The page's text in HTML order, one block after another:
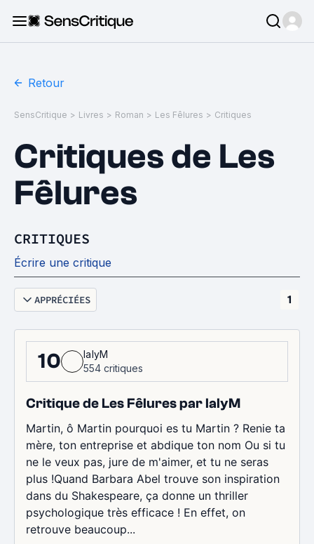
Retour
SensCritique > Livres > Roman > Les Fêlures > Critiques
Critiques de Les
Fêlures
CRITIQUES
Écrire une critique
APPRÉCIÉES 1
10
lalyM
554 critiques
Critique de Les Fêlures par lalyM
Martin, ô Martin pourquoi es tu Martin ? Renie ta
mère, ton entreprise et abdique ton nom Ou si tu
ne le veux pas, jure de m'aimer, et tu ne seras
plus !Quand Barbara Abel trouve son inspiration
dans du Shakespeare, ça donne un thriller
psychologique très efficace ! En effet, on
retrouve beaucoup...